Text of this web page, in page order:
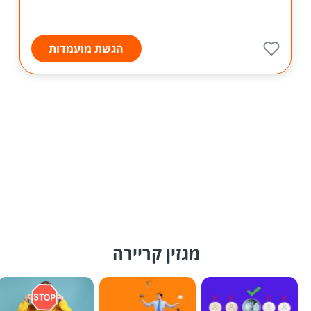
הגשת מועמדות
מגזין קריירה